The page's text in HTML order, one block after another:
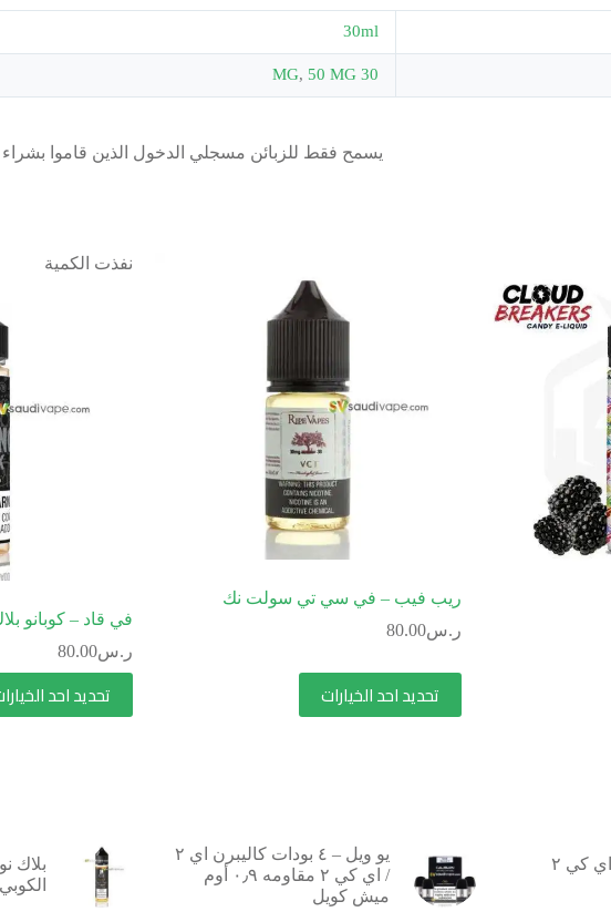
30ml
30 MG
, 50 MG
يسمح فقط للزبائن مسجلي الدخول الذين قاموا بشراء
ريب فيب – في سي تي سولت نك
ر.س80.00
تحديد احد الخيارات
نفذت الكمية
في قاد – كوبانو
ر.س80.00
تحديد احد
يو ويل – كاليبرن اي كي ٢
يو ويل – ٤ بودات كاليبرن اي ٢
/ اي كي ٢ مقاومه ٠٫٩ أوم
ميش كويل
بلاك